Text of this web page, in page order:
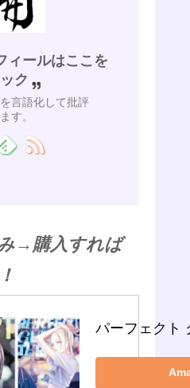
ィールはここを
ク
言語化して批評
す。
→購入すれば
パーフェクト